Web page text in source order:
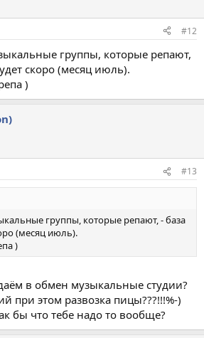
#12
группы, которые репают,
скоро (месяц июль).
)
#13
группы, которые репают, - база
(месяц июль).
)
в обмен музыкальные студии?
при этом развозка пицы???!!!%-)
бы что тебе надо то вообще?